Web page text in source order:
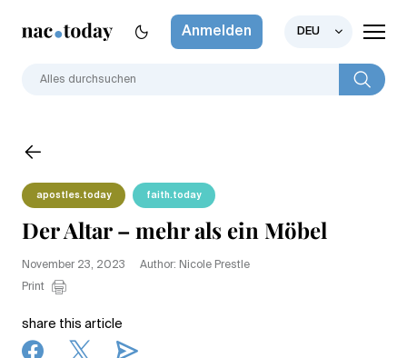
Anmelden DEU
apostles.today faith.today
Der Altar – mehr als ein Möbel
November 23, 2023
Author: Nicole Prestle
Print
share this article